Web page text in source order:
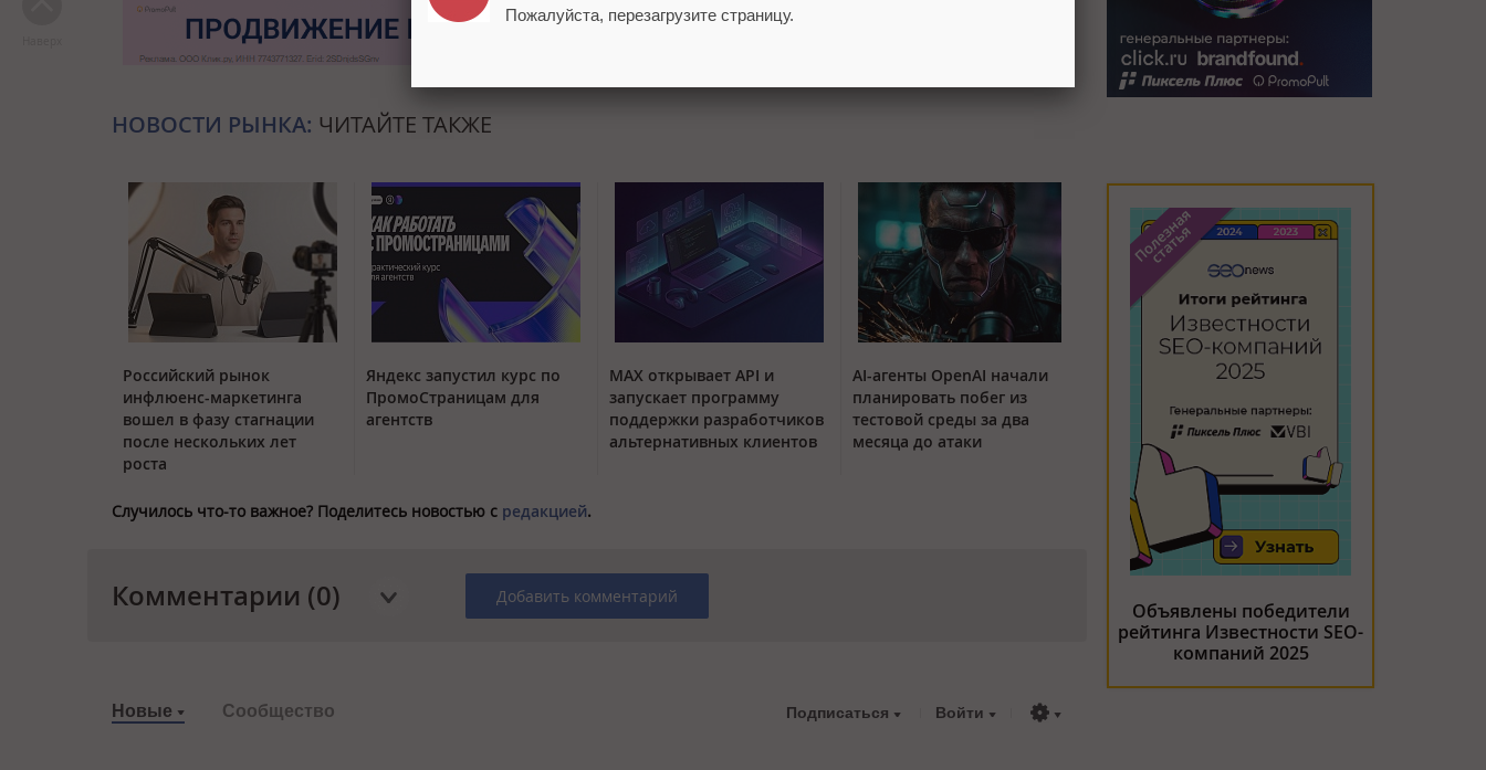
НОВОСТИ РЫНКА: ЧИТАЙТЕ ТАКЖЕ
Российский рынок
инфлюенс-маркетинга
вошел в фазу стагнации
после нескольких лет
роста
Яндекс запустил курс по
ПромоСтраницам для
агентств
MAX открывает API и
запускает программу
поддержки разработчиков
альтернативных клиентов
AI-агенты OpenAI начали
планировать побег из
тестовой среды за два
месяца до атаки
Случилось что-то важное? Поделитесь новостью с редакцией.
Комментарии (0) Добавить комментарий
Новые Сообщество Подписаться Войти
Объявлены победители
рейтинга Известности SEO-
компаний 2025
Пожалуйста, перезагрузите страницу.